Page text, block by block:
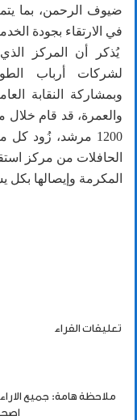
في الارتقاء بجودة
يُذكر أن المركز
لشركات أرباب
وبمشاركة النقابة
1200 مرشد، زُود
الحافلات من مركز
المكرمة وإيصالها
تعليقات القراء
ملاحظة هامة: جميع